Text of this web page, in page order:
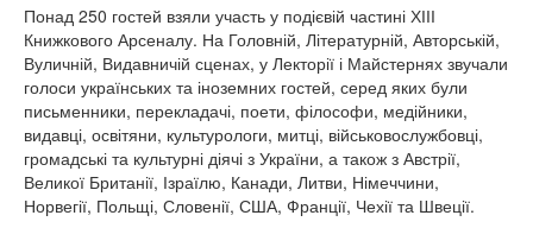
Понад 250 гостей взяли участь у подієвій частині ХІІІ
Книжкового Арсеналу. На Головній, Літературній, Авторській,
Вуличній, Видавничій сценах, у Лекторії і Майстернях звучали
голоси українських та іноземних гостей, серед яких були
письменники, перекладачі, поети, філософи, медійники,
видавці, освітяни, культурологи, митці, військовослужбовці,
громадські та культурні діячі з України, а також з Австрії,
Великої Британії, Ізраїлю, Канади, Литви, Німеччини,
Норвегії, Польщі, Словенії, США, Франції, Чехії та Швеції.